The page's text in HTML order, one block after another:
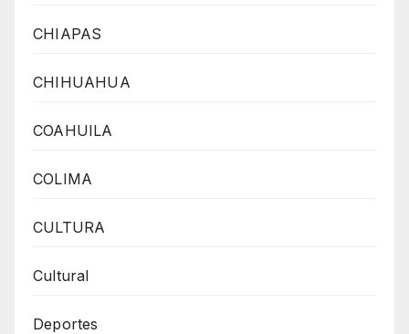
CHIAPAS
CHIHUAHUA
COAHUILA
COLIMA
CULTURA
Cultural
Deportes